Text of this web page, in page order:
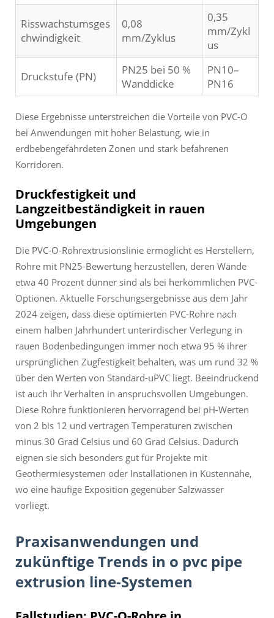
Risswachstumsges
chwindigkeit
0,08
mm/Zyklus
0,35
mm/Zykl
us
Druckstufe (PN)
PN25 bei 50 %
Wanddicke
PN10–
PN16
Diese Ergebnisse unterstreichen die Vorteile von PVC-O
bei Anwendungen mit hoher Belastung, wie in
erdbebengefährdeten Zonen und stark befahrenen
Korridoren.
Druckfestigkeit und
Langzeitbeständigkeit in rauen
Umgebungen
Die PVC-O-Rohrextrusionslinie ermöglicht es Herstellern,
Rohre mit PN25-Bewertung herzustellen, deren Wände
etwa 40 Prozent dünner sind als bei herkömmlichen PVC-
Optionen. Aktuelle Forschungsergebnisse aus dem Jahr
2024 zeigen, dass diese optimierten PVC-Rohre nach
einem halben Jahrhundert unterirdischer Verlegung in
rauen Bodenbedingungen immer noch etwa 95 % ihrer
ursprünglichen Zugfestigkeit behalten, was um rund 32 %
über den Werten von Standard-uPVC liegt. Beeindruckend
ist auch ihr Verhalten in anspruchsvollen Umgebungen.
Diese Rohre funktionieren hervorragend bei pH-Werten
von 2 bis 12 und vertragen Temperaturen zwischen
minus 30 Grad Celsius und 60 Grad Celsius. Dadurch
eignen sie sich besonders gut für Projekte mit
Geothermiesystemen oder Installationen in Küstennähe,
wo eine häufige Exposition gegenüber Salzwasser
vorliegt.
Praxisanwendungen und
zukünftige Trends in o pvc pipe
extrusion line-Systemen